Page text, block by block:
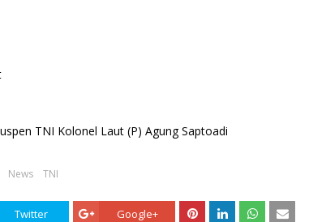
TNI Kolonel Laut (P) Agung Saptoadi
News TNI
Twitter Google+